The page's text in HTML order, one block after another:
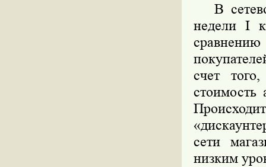
В
недели I
сравнению
счет
стоимость
сети
низким